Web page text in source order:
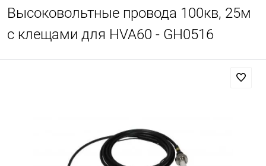
Высоковольтные провода 100кв, 25м
с клещами для HVA60 - GH0516